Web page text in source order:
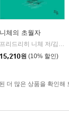
|
현대지성
니체의 초월자
프리드리히 니체 저/김철 편역
15,210원 (10% 할인)
더 많은 상품을 확인해